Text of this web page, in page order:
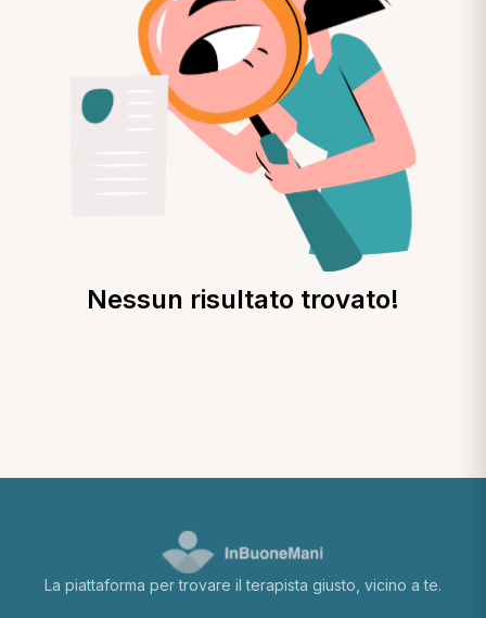
Nessun risultato trovato!
La piattaforma per trovare il terapista giusto, vicino a te.